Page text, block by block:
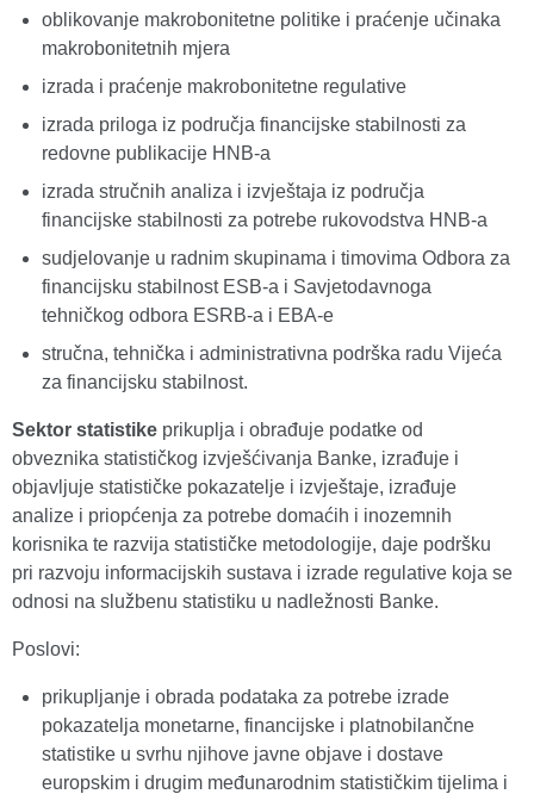
oblikovanje makrobonitetne politike i praćenje učinaka
makrobonitetnih mjera
izrada i praćenje makrobonitetne regulative
izrada priloga iz područja financijske stabilnosti za
redovne publikacije HNB-a
izrada stručnih analiza i izvještaja iz područja
financijske stabilnosti za potrebe rukovodstva HNB-a
sudjelovanje u radnim skupinama i timovima Odbora za
financijsku stabilnost ESB-a i Savjetodavnoga
tehničkog odbora ESRB-a i EBA-e
stručna, tehnička i administrativna podrška radu Vijeća
za financijsku stabilnost.
Sektor statistike prikuplja i obrađuje podatke od
obveznika statističkog izvješćivanja Banke, izrađuje i
objavljuje statističke pokazatelje i izvještaje, izrađuje
analize i priopćenja za potrebe domaćih i inozemnih
korisnika te razvija statističke metodologije, daje podršku
pri razvoju informacijskih sustava i izrade regulative koja se
odnosi na službenu statistiku u nadležnosti Banke.
Poslovi:
prikupljanje i obrada podataka za potrebe izrade
pokazatelja monetarne, financijske i platnobilančne
statistike u svrhu njihove javne objave i dostave
europskim i drugim međunarodnim statističkim tijelima i